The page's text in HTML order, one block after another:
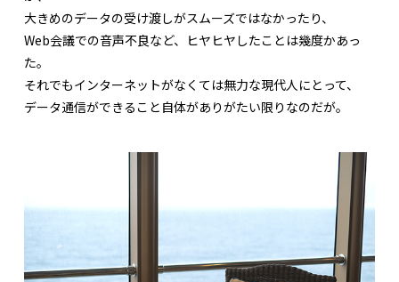
大きめのデータの受け渡しがスムーズではなかったり、
Web会議での音声不良など、ヒヤヒヤしたことは幾度かあっ
た。
それでもインターネットがなくては無力な現代人にとって、
データ通信ができること自体がありがたい限りなのだが。